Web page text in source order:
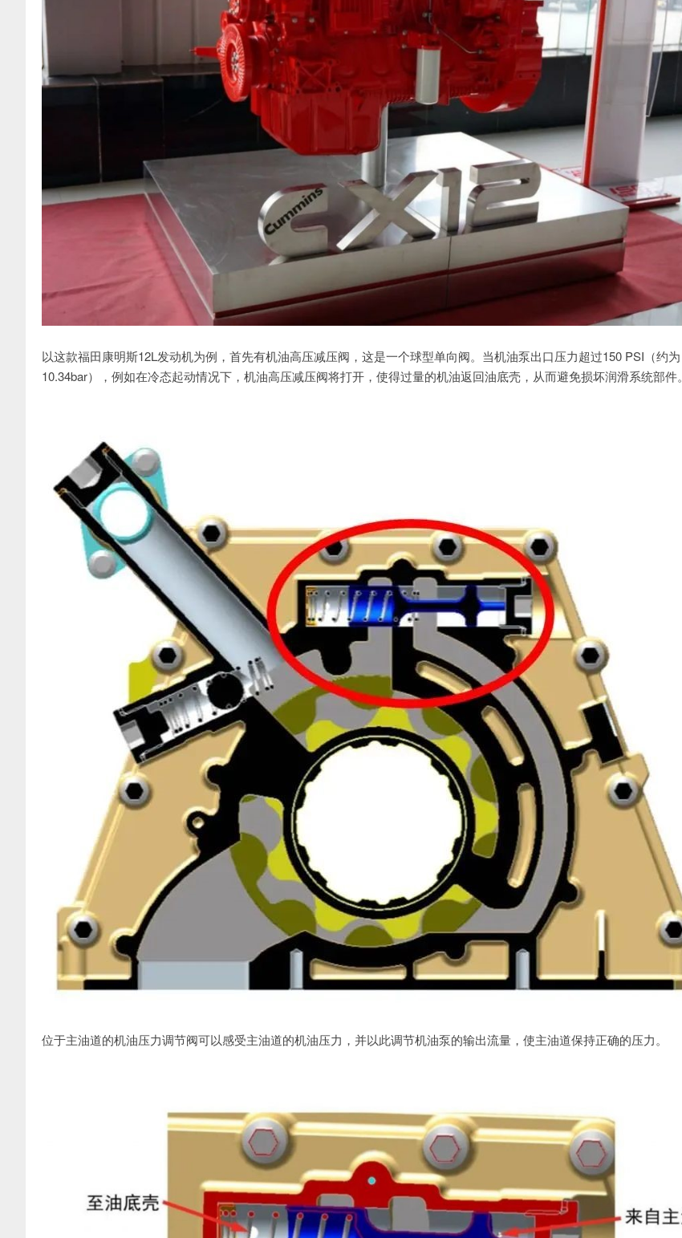
以这款福田康明斯12L发动机为例，首先有机油高压减压阀，这是一个球型单向阀。当机油泵出口压力超过150 PSI（约为
10.34bar），例如在冷态起动情况下，机油高压减压阀将打开，使得过量的机油返回油底壳，从而避免损坏润滑系统部件。
位于主油道的机油压力调节阀可以感受主油道的机油压力，并以此调节机油泵的输出流量，使主油道保持正确的压力。